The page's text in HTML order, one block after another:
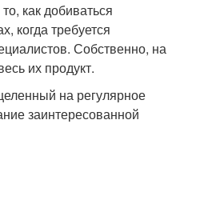
как добиваться
когда требуется
Собственно, на
их продукт.
на регулярное
заинтересованной